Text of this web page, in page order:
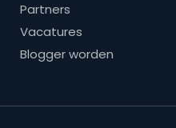
Partners
Vacatures
Blogger worden